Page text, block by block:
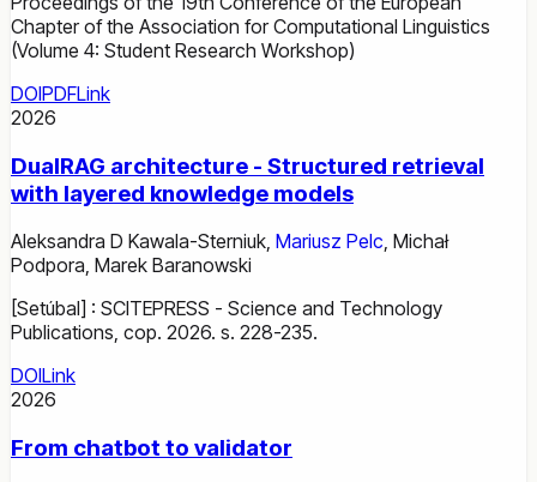
Chapter of the Association for Computational Linguistics
(Volume 4: Student Research Workshop)
DOIPDFLink
2026
DualRAG architecture - Structured retrieval
with layered knowledge models
Aleksandra D Kawala-Sterniuk, Mariusz Pelc, Michał
Podpora, Marek Baranowski
[Setúbal] : SCITEPRESS - Science and Technology
Publications, cop. 2026. s. 228-235.
DOILink
2026
From chatbot to validator